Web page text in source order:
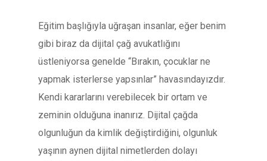
Eğitim başlığıyla uğraşan insanlar, eğer benim
gibi biraz da dijital çağ avukatlığını
üstleniyorsa genelde “Bırakın, çocuklar ne
yapmak isterlerse yapsınlar” havasındayızdır.
Kendi kararlarını verebilecek bir ortam ve
zeminin olduğuna inanırız. Dijital çağda
olgunluğun da kimlik değiştirdiğini, olgunluk
yaşının aynen dijital nimetlerden dolayı